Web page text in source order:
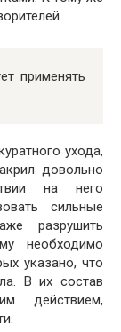
применять
ухода,
довольно
на него
сильные
разрушить
необходимо
указано, что
В их состав
действием,